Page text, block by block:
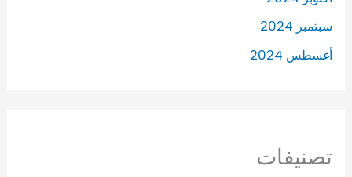
سبتمبر 2024
أغسطس 2024
تصنيفات